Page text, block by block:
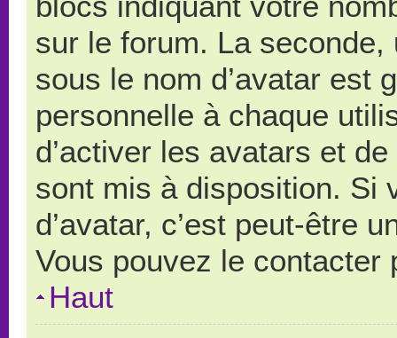
sur le forum. La
sous le nom d’avatar est
personnelle à chaque
d’activer les avatars et
sont mis à disposition. Si
d’avatar, c’est peut-être
Vous pouvez le contacter
Haut